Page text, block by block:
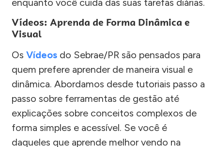
enquanto você cuida das suas tarefas diárias.
Vídeos: Aprenda de Forma Dinâmica e
Visual
Os Vídeos do Sebrae/PR são pensados para
quem prefere aprender de maneira visual e
dinâmica. Abordamos desde tutoriais passo a
passo sobre ferramentas de gestão até
explicações sobre conceitos complexos de
forma simples e acessível. Se você é
daqueles que aprende melhor vendo na